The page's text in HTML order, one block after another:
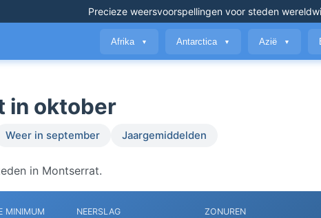
Precieze weersvoorspellingen voor steden
Afrika ▼ Antarctica ▼ Azië ▼
in oktober
Weer in september Jaargemiddelden
in Montserrat.
MINIMUM NEERSLAG ZONUREN